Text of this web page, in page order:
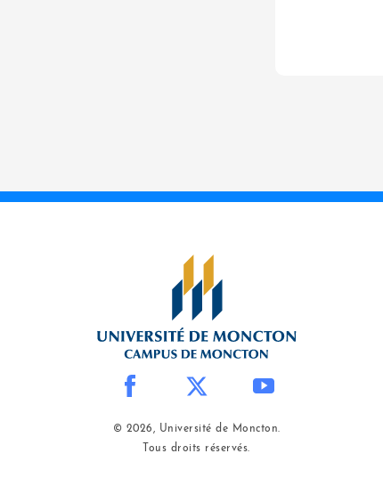
© 2026, Université de Moncton.
Tous droits réservés.